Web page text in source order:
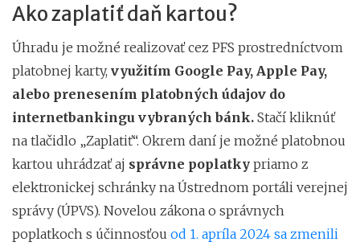
Ako zaplatiť daň kartou?
Úhradu je možné realizovať cez PFS prostredníctvom
platobnej karty, využitím Google Pay, Apple Pay,
alebo prenesením platobných údajov do
internetbankingu vybraných bánk. Stačí kliknúť
na tlačidlo „Zaplatiť“. Okrem daní je možné platobnou
kartou uhrádzať aj správne poplatky priamo z
elektronickej schránky na Ústrednom portáli verejnej
správy (ÚPVS). Novelou zákona o správnych
poplatkoch s účinnosťou od 1. apríla 2024 sa zmenili